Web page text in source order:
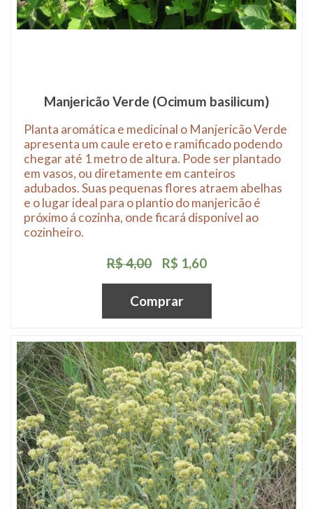
Manjericão Verde (Ocimum basilicum)
Planta aromática e medicinal o Manjericão Verde
apresenta um caule ereto e ramificado podendo
chegar até 1 metro de altura. Pode ser plantado
em vasos, ou diretamente em canteiros
adubados. Suas pequenas flores atraem abelhas
e o lugar ideal para o plantio do manjericão é
próximo á cozinha, onde ficará disponível ao
cozinheiro.
R$ 4,00 R$ 1,60
Comprar